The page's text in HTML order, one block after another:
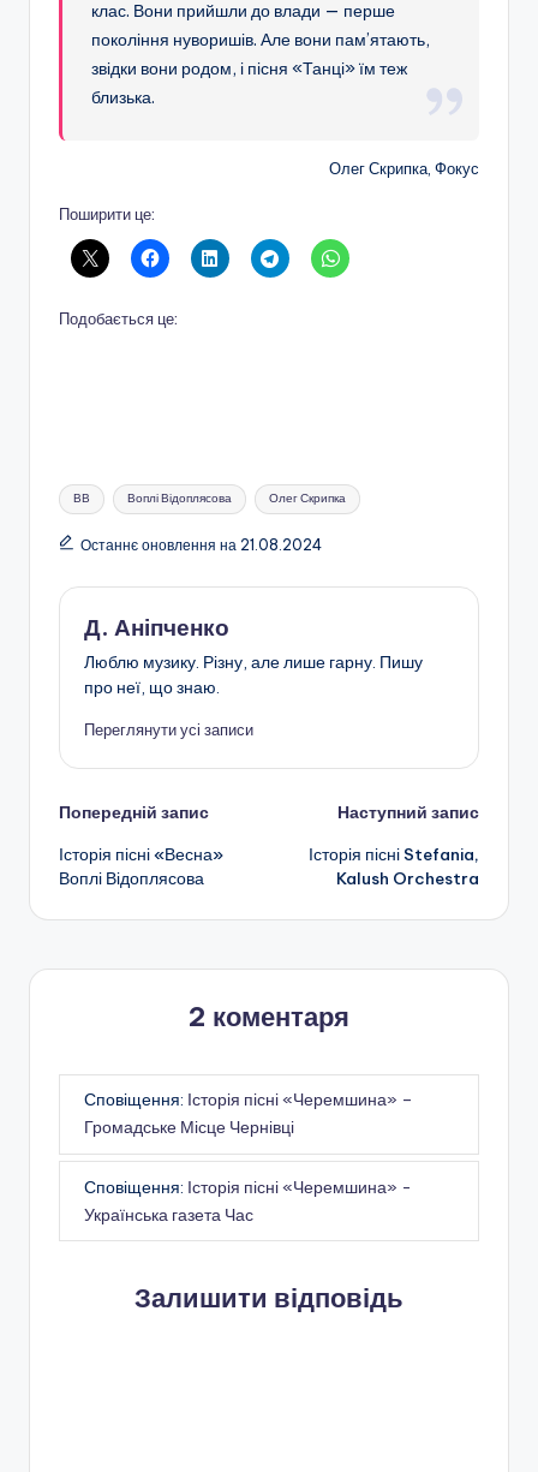
клас. Вони прийшли до влади — перше
покоління нуворишів. Але вони пам’ятають,
звідки вони родом, і пісня «Танці» їм теж
близька.
Олег Скрипка, Фокус
Поширити це:
Подобається це:
Позначки:
ВВ Воплі Відоплясова Олег Скрипка
Останнє оновлення на 21.08.2024
Д. Аніпченко
Люблю музику. Різну, але лише гарну. Пишу
про неї, що знаю.
Переглянути усі записи
Навігація
по
запису
Попередній запис
Історія пісні «Весна»
Воплі Відоплясова
Наступний запис
Історія пісні Stefania,
Kalush Orchestra
2 коментаря
Сповіщення: Історія пісні «Черемшина» –
Громадське Місце Чернівці
Сповіщення: Історія пісні «Черемшина» -
Українська газета Час
Залишити відповідь